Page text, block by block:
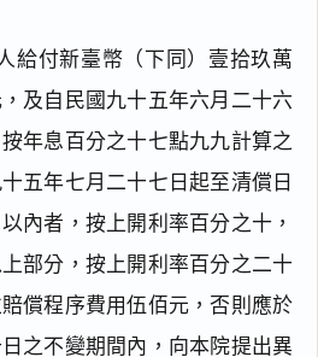
給付新臺幣（下同）壹拾玖萬
及自民國九十五年六月二十六
年息百分之十七點九九計算之
五年七月二十七日起至清償日
內者，按上開利率百分之十，
部分，按上開利率百分之二十
償程序費用伍佰元，否則應於
之不變期間內，向本院提出異